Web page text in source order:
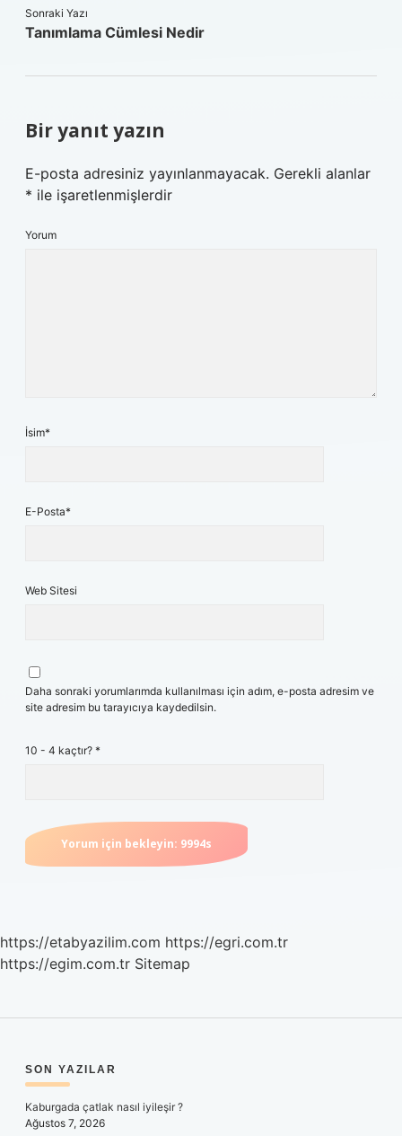
Sonraki Yazı
Tanımlama Cümlesi Nedir
Bir yanıt yazın
E-posta adresiniz yayınlanmayacak. Gerekli alanlar
* ile işaretlenmişlerdir
Yorum
İsim*
E-Posta*
Web Sitesi
Daha sonraki yorumlarımda kullanılması için adım, e-posta adresim ve
site adresim bu tarayıcıya kaydedilsin.
10 - 4 kaçtır? *
https://etabyazilim.com https://egri.com.tr
https://egim.com.tr Sitemap
SIDEBAR
SON YAZILAR
Kaburgada çatlak nasıl iyileşir ?
Ağustos 7, 2026